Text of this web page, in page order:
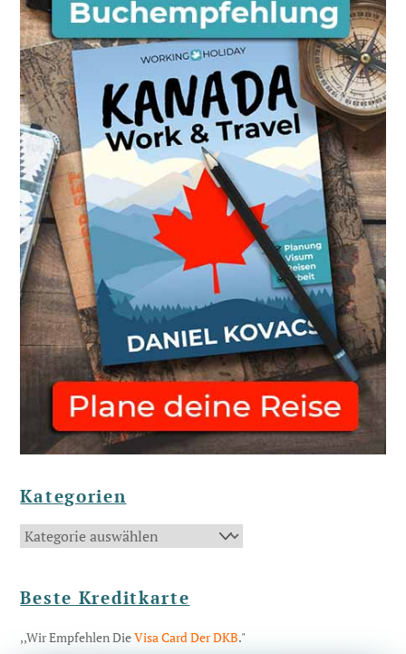
Kategorien
Kategorien
Beste Kreditkarte
,,Wir Empfehlen DieVisa Card Der DKB."